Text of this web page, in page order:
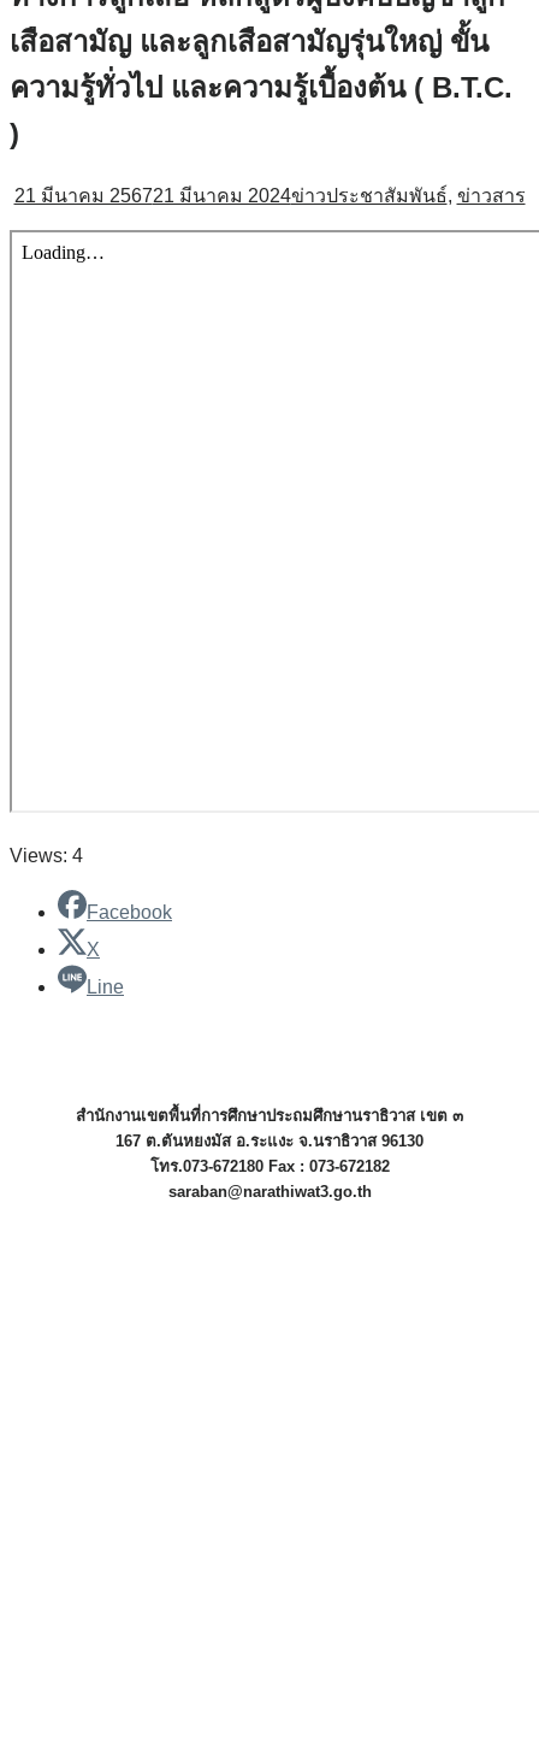
เสือสามัญ และลูกเสือสามัญรุ่นใหญ่ ขั้น
ความรู้ทั่วไป และความรู้เบื้องต้น ( B.T.C.
)
21 มีนาคม 256721 มีนาคม 2024ข่าวประชาสัมพันธ์, ข่าวสาร
Views: 4
Facebook
X
Line
สำนักงานเขตพื้นที่การศึกษาประถมศึกษานราธิวาส เขต ๓
167 ต.ตันหยงมัส อ.ระแงะ จ.นราธิวาส 96130
โทร.073-672180 Fax : 073-672182
saraban@narathiwat3.go.th